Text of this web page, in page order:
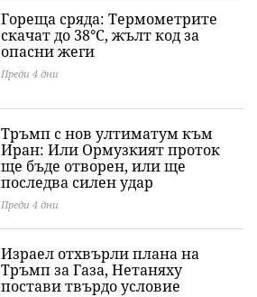
Гореща сряда: Термометрите
скачат до 38°C, жълт код за
опасни жеги
Преди 4 дни
Тръмп с нов ултиматум към
Иран: Или Ормузкият проток
ще бъде отворен, или ще
последва силен удар
Преди 4 дни
Израел отхвърли плана на
Тръмп за Газа, Нетаняху
постави твърдо условие